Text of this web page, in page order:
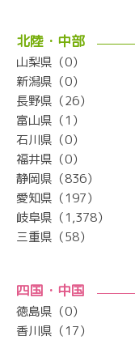
北陸・中部
山梨県（0）
新潟県（0）
長野県（26）
富山県（1）
石川県（0）
福井県（0）
静岡県（836）
愛知県（197）
岐阜県（1,378）
三重県（58）
四国・中国
徳島県（0）
香川県（17）